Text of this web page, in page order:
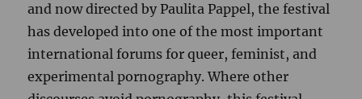
and now directed by Paulita Pappel, the festival
has developed into one of the most important
international forums for queer, feminist, and
experimental pornography. Where other